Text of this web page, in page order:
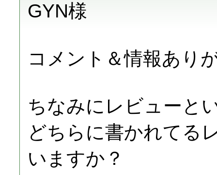
GYN様
コメント＆情報あり
ちなみにレビューと
どちらに書かれてる
いますか？